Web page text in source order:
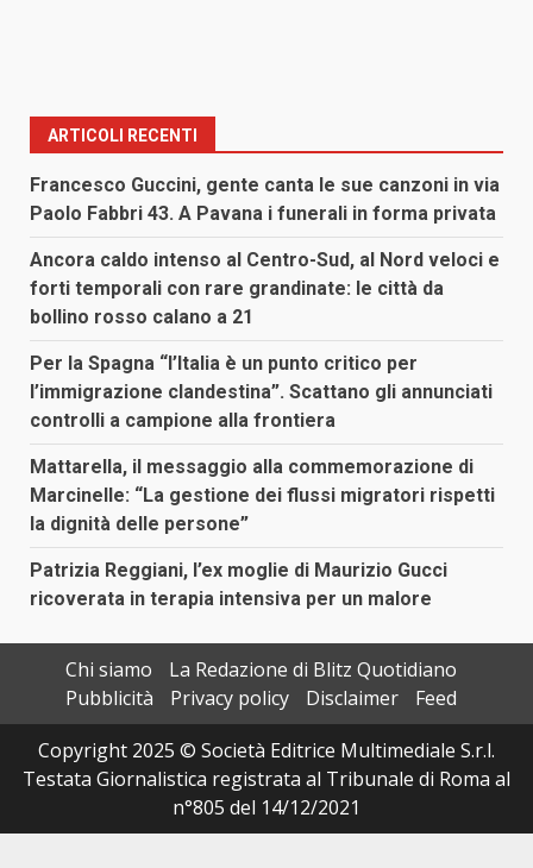
ARTICOLI RECENTI
Francesco Guccini, gente canta le sue canzoni in via
Paolo Fabbri 43. A Pavana i funerali in forma privata
Ancora caldo intenso al Centro-Sud, al Nord veloci e
forti temporali con rare grandinate: le città da
bollino rosso calano a 21
Per la Spagna “l’Italia è un punto critico per
l’immigrazione clandestina”. Scattano gli annunciati
controlli a campione alla frontiera
Mattarella, il messaggio alla commemorazione di
Marcinelle: “La gestione dei flussi migratori rispetti
la dignità delle persone”
Patrizia Reggiani, l’ex moglie di Maurizio Gucci
ricoverata in terapia intensiva per un malore
Chi siamo
La Redazione di Blitz Quotidiano
Pubblicità
Privacy policy Disclaimer
Feed
Copyright 2025 © Società Editrice Multimediale S.r.l.
Testata Giornalistica registrata al Tribunale di Roma al
n°805 del 14/12/2021